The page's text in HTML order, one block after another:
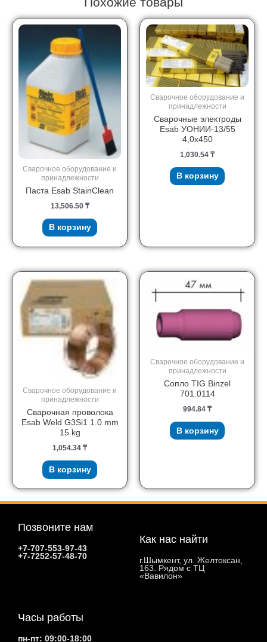
Сварочное оборудование и
принадлежности
Паста Esab StainClean
13,506.50 ₸
В корзину
Сварочное оборудование и
принадлежности
Сварочные электроды
Esab УОНИИ-13/55
4,0х450
1,030.54 ₸
В корзину
Сварочное оборудование и
принадлежности
Сварочная проволока
Esab Weld G3Si1 1.0 mm
15 kg
1,054.34 ₸
В корзину
Сварочное оборудование и
принадлежности
Сопло TIG Binzel
701.0114
994.84 ₸
В корзину
Позвоните нам
+7-707-553-97-43
+7-7252-57-48-70
Как нас найти
г.Шымкент, ул. Желтоксан,
163. Рядом с ТЦ
«Вавилон»
Часы работы
пн-пт: 09:00-18:00